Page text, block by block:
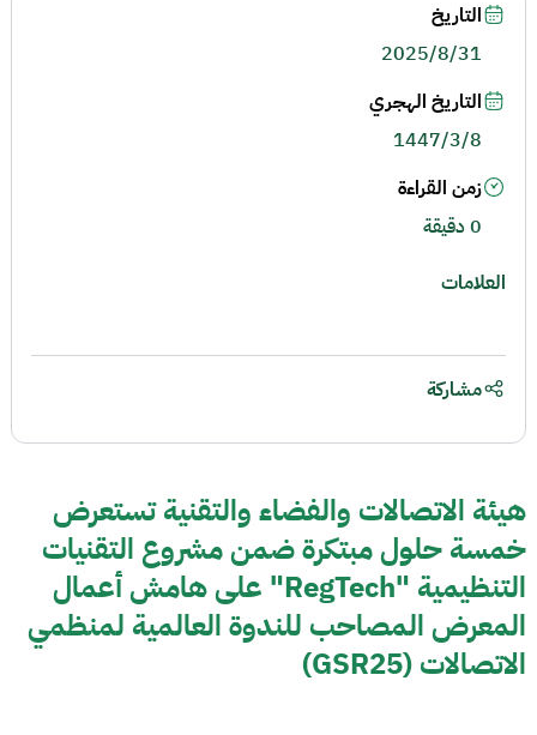
هيئة الاتصالات والفضاء والتقنية تستعرض
خمسة حلول مبتكرة ضمن مشروع التقنيات
التنظيمية "RegTech" على هامش أعمال
المعرض المصاحب للندوة العالمية لمنظمي
الاتصالات (GSR25)
التاريخ
2025/8/31
التاريخ الهجري
1447/3/8
زمن القراءة
0 دقيقة
العلامات
مشاركة